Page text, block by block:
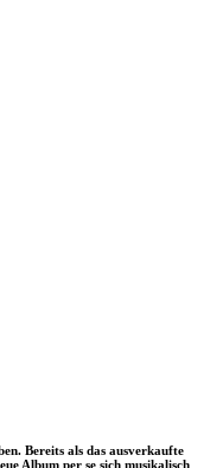
Bereits als das ausverkaufte
Album per se sich musikalisch